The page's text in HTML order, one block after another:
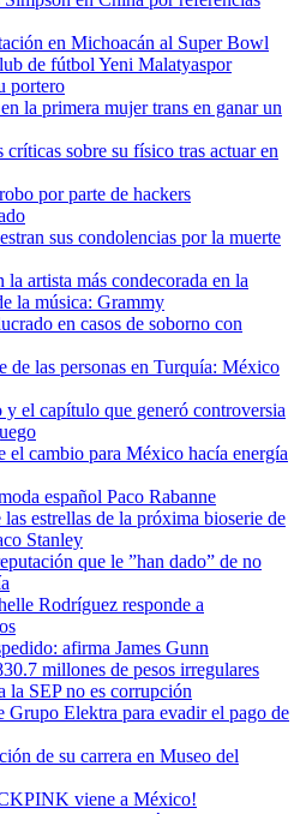
en Michoacán al Super Bowl
de fútbol Yeni Malatyaspor
portero
la primera mujer trans en ganar un
críticas sobre su físico tras actuar en
por parte de hackers
sus condolencias por la muerte
artista más condecorada en la
la música: Grammy
en casos de soborno con
de las personas en Turquía: México
el capítulo que generó controversia
el cambio para México hacía energía
español Paco Rabanne
estrellas de la próxima bioserie de
Stanley
que le ”han dado” de no
Rodríguez responde a
afirma James Gunn
millones de pesos irregulares
la SEP no es corrupción
Grupo Elektra para evadir el pago de
de su carrera en Museo del
viene a México!